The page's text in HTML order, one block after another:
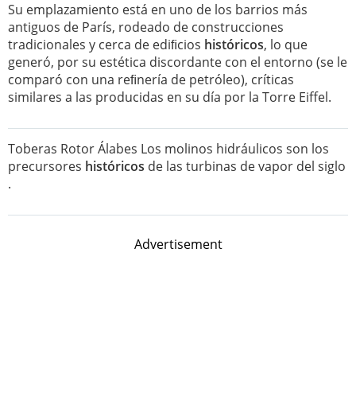
Su emplazamiento está en uno de los barrios más
antiguos de París, rodeado de construcciones
tradicionales y cerca de ediﬁcios históricos, lo que
generó, por su estética discordante con el entorno (se le
comparó con una reﬁnería de petróleo), críticas
similares a las producidas en su día por la Torre Eiffel.
Toberas Rotor Álabes Los molinos hidráulicos son los
precursores históricos de las turbinas de vapor del siglo
.
Advertisement